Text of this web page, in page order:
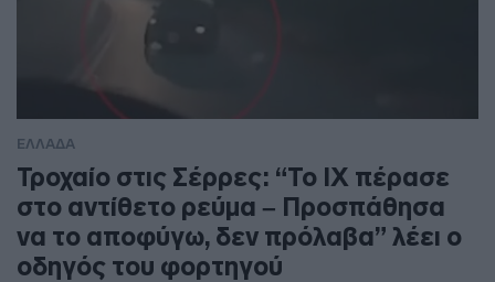
ΕΛΛΑΔΑ
Τροχαίο στις Σέρρες: “Το ΙΧ πέρασε
στο αντίθετο ρεύμα – Προσπάθησα
να το αποφύγω, δεν πρόλαβα” λέει ο
οδηγός του φορτηγού